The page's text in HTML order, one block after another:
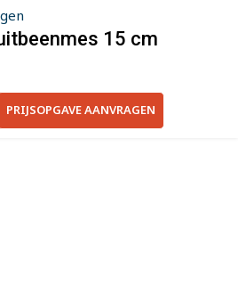
15 cm
PRIJSOPGAVE AANVRAGEN